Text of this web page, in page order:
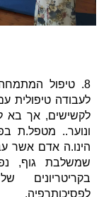
8. טיפול
לעבודה טיפולית
לקשישים, אך בא
ונוער.. מטפל.ת
הינו.ה אדם אשר
שמשלבת גוף,
בקריטריונים
לפסיכותרפיה.